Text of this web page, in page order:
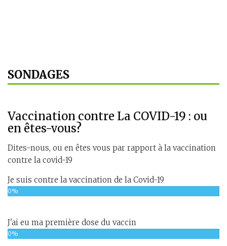
SONDAGES
Vaccination contre La COVID-19 : ou
en êtes-vous?
Dites-nous, ou en êtes vous par rapport à la vaccination
contre la covid-19
Je suis contre la vaccination de la Covid-19
0%
J'ai eu ma première dose du vaccin
0%